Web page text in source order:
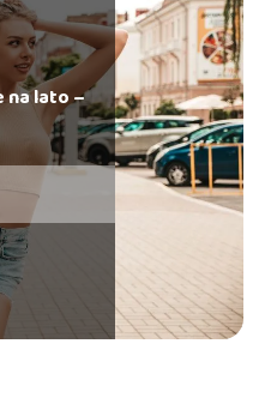
na lato –